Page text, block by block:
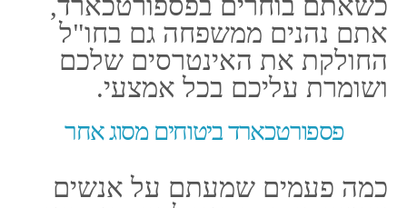
לקבל שירות שהוא זכאי לו מראש.
על מנת להביא את הטוב ביותר
עבורכם, יצרנו את פספורטכארד
ביטוח שמעניק לכם את החוויה
המקצועית והישירה ביותר.
הצטרפו אלינו ותיהנו מביטוח
אפליקציה, בה הכל נגיש ושקוף,
כולל כל פרטי הפוליסה ופרטיכם